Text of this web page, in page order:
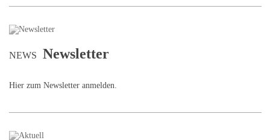
NEWS Newsletter
Hier zum Newsletter anmelden.